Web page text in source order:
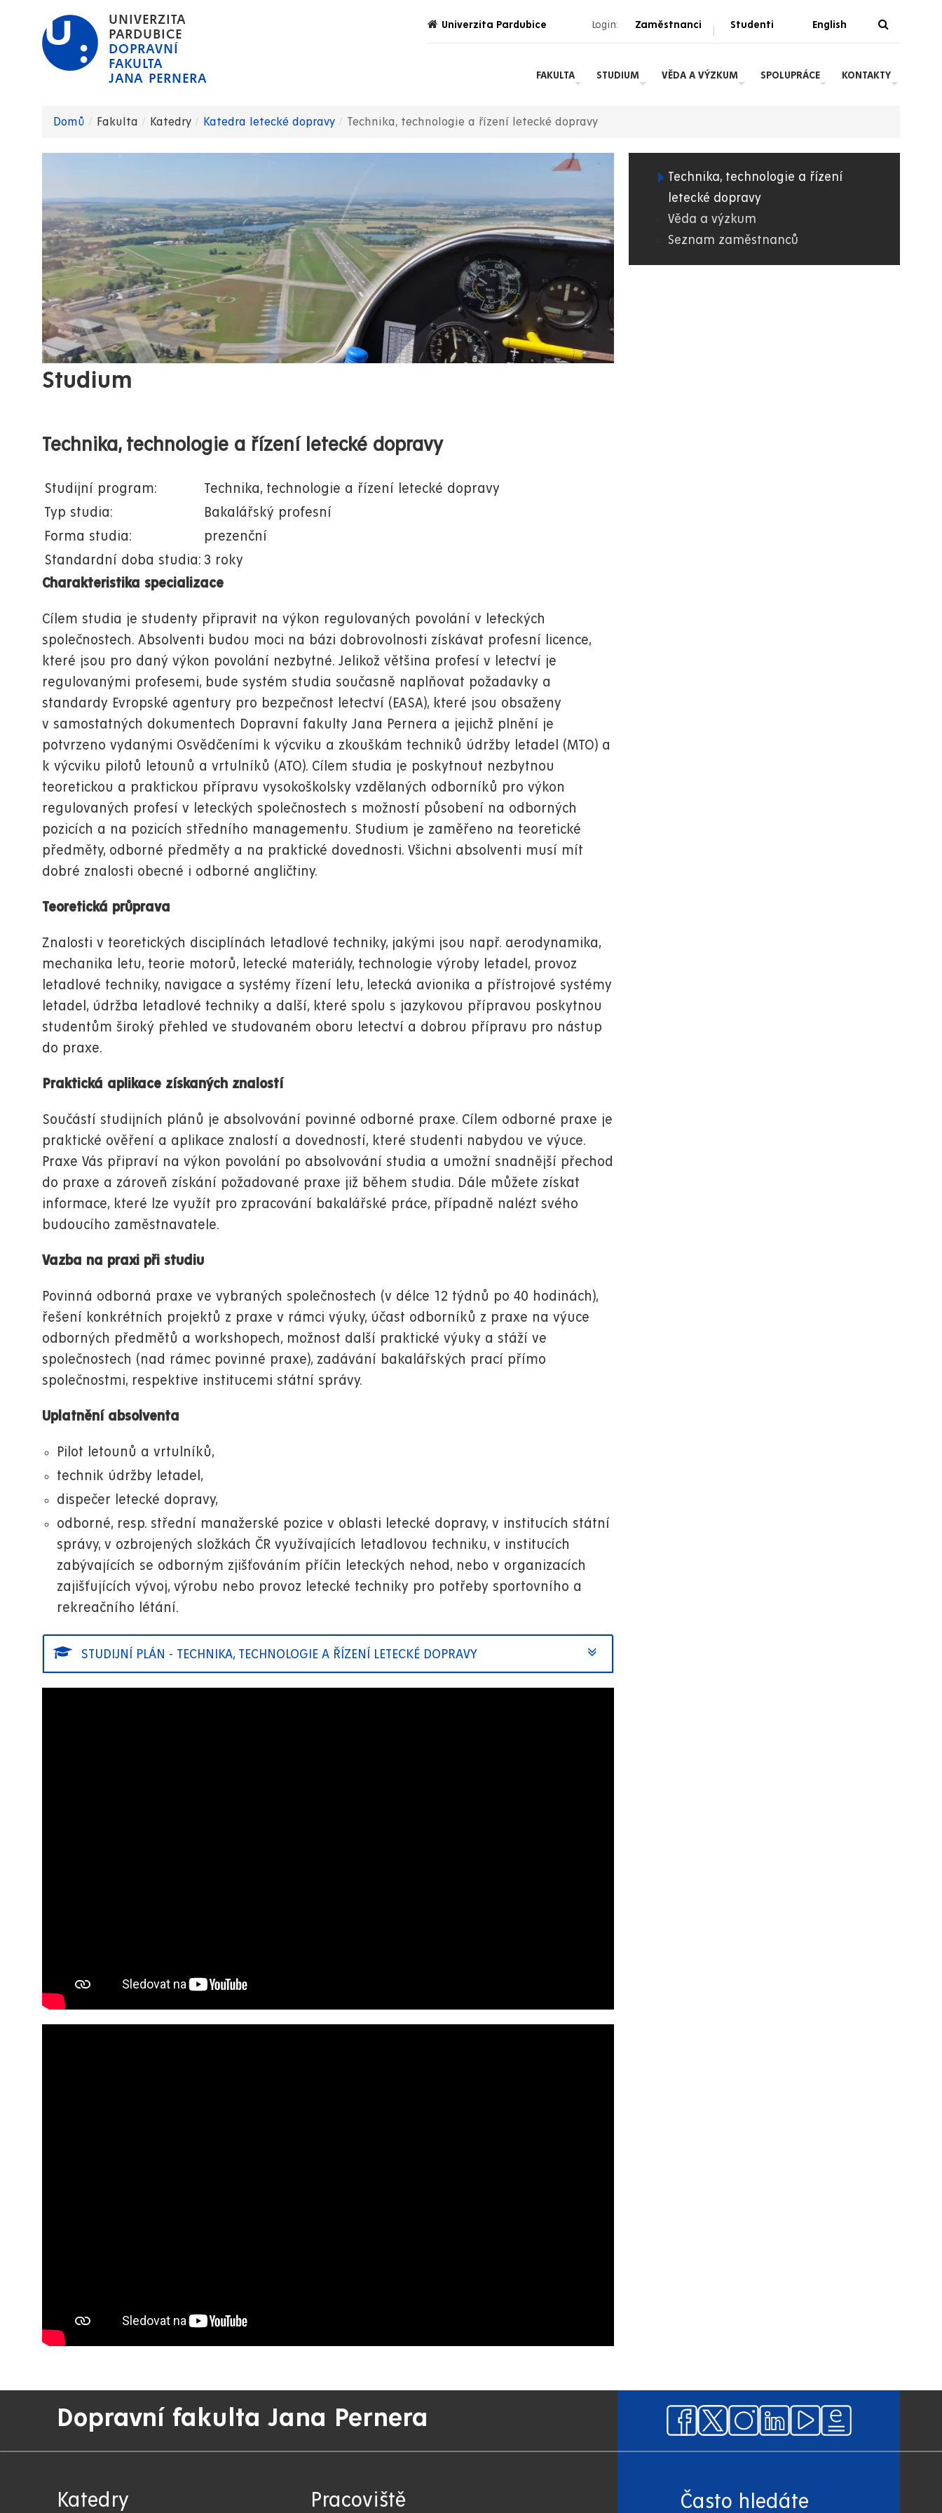
hlavnímu
UNIVERZITA
PARDUBICE
DOPRAVNÍ
FAKULTA
JANA PERNERA
Univerzita Pardubice Login: Zaměstnanci | Studenti English
FAKULTA STUDIUM VĚDA A VÝZKUM SPOLUPRÁCE KONTAKTY
Domů Fakulta Katedry Katedra letecké dopravy Technika, technologie a řízení letecké dopravy
Studium
Technika, technologie a řízení letecké dopravy
Studijní program:
Technika, technologie a řízení letecké dopravy
Typ studia:
Bakalářský profesní
Forma studia:
prezenční
Standardní doba studia: 3 roky
Charakteristika specializace
Cílem studia je studenty připravit na výkon regulovaných povolání v leteckých
společnostech. Absolventi budou moci na bázi dobrovolnosti získávat profesní licence,
které jsou pro daný výkon povolání nezbytné. Jelikož většina profesí v letectví je
regulovanými profesemi, bude systém studia současně naplňovat požadavky a
standardy Evropské agentury pro bezpečnost letectví (EASA), které jsou obsaženy
v samostatných dokumentech Dopravní fakulty Jana Pernera a jejichž plnění je
potvrzeno vydanými Osvědčeními k výcviku a zkouškám techniků údržby letadel (MTO) a
k výcviku pilotů letounů a vrtulníků (ATO). Cílem studia je poskytnout nezbytnou
teoretickou a praktickou přípravu vysokoškolsky vzdělaných odborníků pro výkon
regulovaných profesí v leteckých společnostech s možností působení na odborných
pozicích a na pozicích středního managementu. Studium je zaměřeno na teoretické
předměty, odborné předměty a na praktické dovednosti. Všichni absolventi musí mít
dobré znalosti obecné i odborné angličtiny.
Teoretická průprava
Znalosti v teoretických disciplínách letadlové techniky, jakými jsou např. aerodynamika,
mechanika letu, teorie motorů, letecké materiály, technologie výroby letadel, provoz
letadlové techniky, navigace a systémy řízení letu, letecká avionika a přístrojové systémy
letadel, údržba letadlové techniky a další, které spolu s jazykovou přípravou poskytnou
studentům široký přehled ve studovaném oboru letectví a dobrou přípravu pro nástup
do praxe.
Praktická aplikace získaných znalostí
Součástí studijních plánů je absolvování povinné odborné praxe. Cílem odborné praxe je
praktické ověření a aplikace znalostí a dovedností, které studenti nabydou ve výuce.
Praxe Vás připraví na výkon povolání po absolvování studia a umožní snadnější přechod
do praxe a zároveň získání požadované praxe již během studia. Dále můžete získat
informace, které lze využít pro zpracování bakalářské práce, případně nalézt svého
budoucího zaměstnavatele.
Vazba na praxi při studiu
Povinná odborná praxe ve vybraných společnostech (v délce 12 týdnů po 40 hodinách),
řešení konkrétních projektů z praxe v rámci výuky, účast odborníků z praxe na výuce
odborných předmětů a workshopech, možnost další praktické výuky a stáží ve
společnostech (nad rámec povinné praxe), zadávání bakalářských prací přímo
společnostmi, respektive institucemi státní správy.
Uplatnění absolventa
Pilot letounů a vrtulníků,
technik údržby letadel,
dispečer letecké dopravy,
odborné, resp. střední manažerské pozice v oblasti letecké dopravy, v institucích státní
správy, v ozbrojených složkách ČR využívajících letadlovou techniku, v institucích
zabývajících se odborným zjišťováním příčin leteckých nehod, nebo v organizacích
zajišťujících vývoj, výrobu nebo provoz letecké techniky pro potřeby sportovního a
rekreačního létání.
STUDIJNÍ PLÁN - TECHNIKA, TECHNOLOGIE A ŘÍZENÍ LETECKÉ DOPRAVY
02.
DFJP
Technika, technologie a řízení
letecké dopravy
Věda a výzkum
Seznam zaměstnanců
Dopravní fakulta Jana Pernera
Katedry Pracoviště Často hledáte